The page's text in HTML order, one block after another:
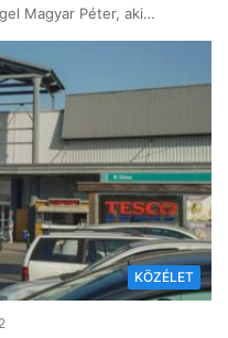
Magyar Péter, aki…
KÖZÉLET